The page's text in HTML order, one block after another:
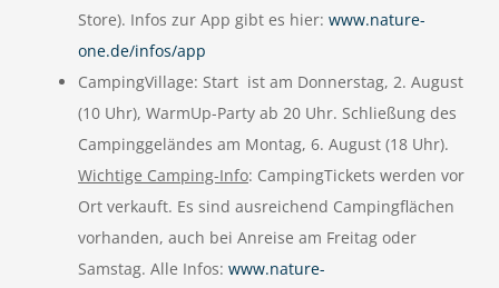
Store). Infos zur App gibt es hier: www.nature-
one.de/infos/app
CampingVillage: Start ist am Donnerstag, 2. August
(10 Uhr), WarmUp-Party ab 20 Uhr. Schließung des
Campinggeländes am Montag, 6. August (18 Uhr).
Wichtige Camping-Info: CampingTickets werden vor
Ort verkauft. Es sind ausreichend Campingflächen
vorhanden, auch bei Anreise am Freitag oder
Samstag. Alle Infos: www.nature-